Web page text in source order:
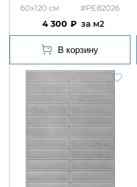
60x120 #PE82026
4 300 м2